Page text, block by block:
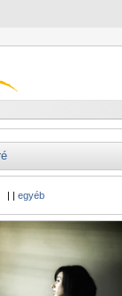
| | egyéb